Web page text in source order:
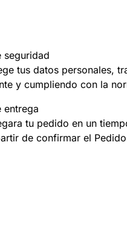
seguridad
tus datos personales,
y cumpliendo con la
entrega
tu pedido en un
de confirmar el Pedido